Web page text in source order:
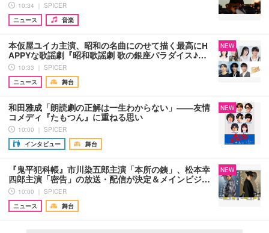
10:34 ｜ SPICER
ニュース
音楽
本仮屋ユイカ主演、昭和の名曲にのせて描く最高にH
APPYな歌謡劇『昭和歌謡劇 歌の銀座パラダイス♪…
10:33 ｜ SPICER
ニュース
舞台
NEW
和田雅成「朗読劇の正解は一生わからない」――友情
コメディ『たもつん』に重ねる思い
10:00 ｜ SPICER
インタビュー
舞台
NEW
『鬼平犯科帳』市川染五郎主演「本所の銕」、松本幸
四郎主演「密告」の放送・配信が決定＆メインビジ…
10:00 ｜ SPICER
ニュース
舞台
NEW